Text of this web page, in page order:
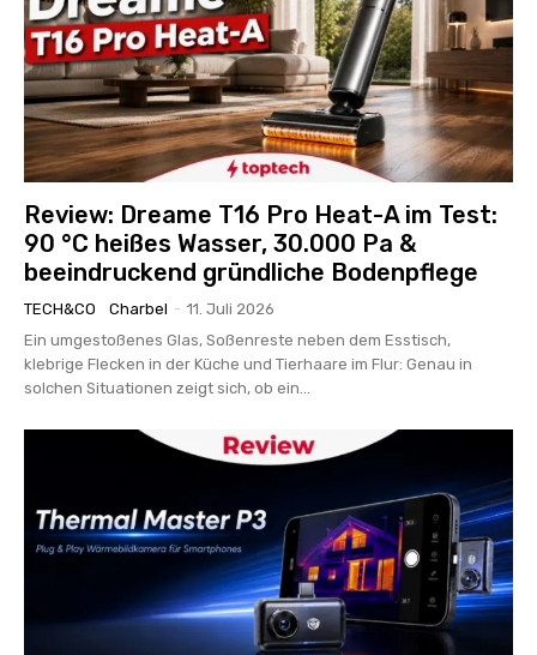
Review: Dreame T16 Pro Heat-A im Test:
90 °C heißes Wasser, 30.000 Pa &
beeindruckend gründliche Bodenpflege
TECH&CO Charbel - 11. Juli 2026
Ein umgestoßenes Glas, Soßenreste neben dem Esstisch,
klebrige Flecken in der Küche und Tierhaare im Flur: Genau in
solchen Situationen zeigt sich, ob ein...